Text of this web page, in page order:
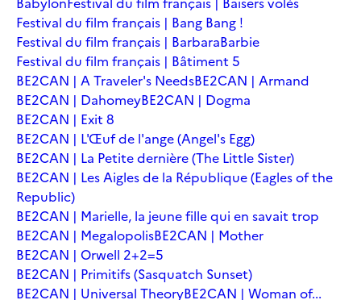
Festival du film français | Bang Bang !
Festival du film français | BarbaraBarbie
Festival du film français | Bâtiment 5
BE2CAN | A Traveler's NeedsBE2CAN | Armand
BE2CAN | DahomeyBE2CAN | Dogma
BE2CAN | Exit 8
BE2CAN | L'Œuf de l'ange (Angel's Egg)
BE2CAN | La Petite dernière (The Little Sister)
BE2CAN | Les Aigles de la République (Eagles of the
Republic)
BE2CAN | Marielle, la jeune fille qui en savait trop
BE2CAN | MegalopolisBE2CAN | Mother
BE2CAN | Orwell 2+2=5
BE2CAN | Primitifs (Sasquatch Sunset)
BE2CAN | Universal TheoryBE2CAN | Woman of...